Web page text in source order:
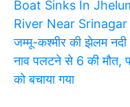
Boat Sinks In
River Near Srinagar
जम्मू-कश्मीर की झेलम नदी
नाव पलटने से 6 की मौत,
को बचाया गया